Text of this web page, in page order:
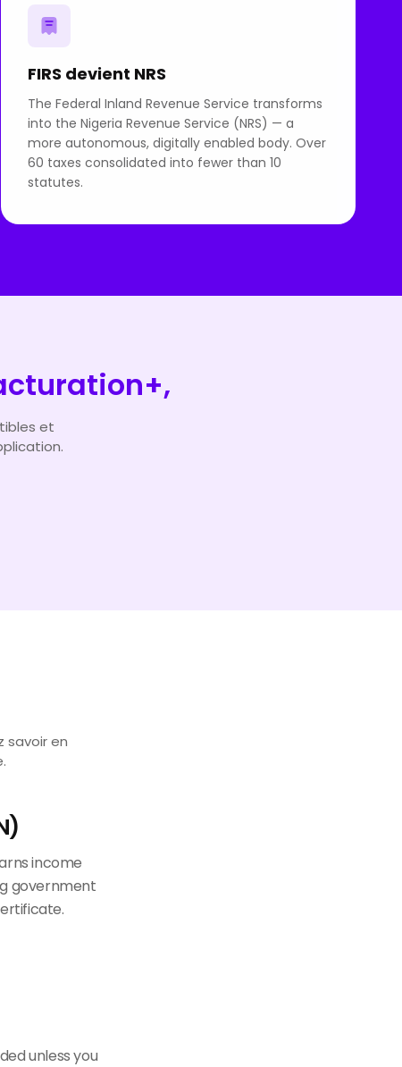
FIRS devient NRS
The Federal Inland Revenue Service transforms
into the Nigeria Revenue Service (NRS) — a
more autonomous, digitally enabled body. Over
60 taxes consolidated into fewer than 10
statutes.
et
savoir en
income
government
unless you